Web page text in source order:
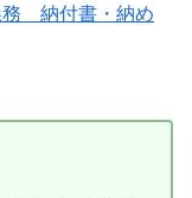
務 納付書・納め